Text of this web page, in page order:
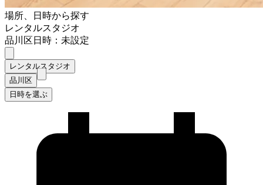
場所、日時から探す
レンタルスタジオ
品川区日時：未設定
レンタルスタジオ
品川区
日時を選ぶ